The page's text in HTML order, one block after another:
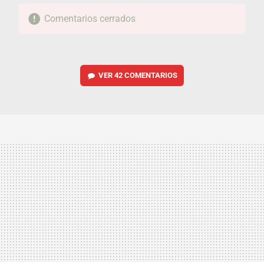
Comentarios cerrados
VER 42 COMENTARIOS